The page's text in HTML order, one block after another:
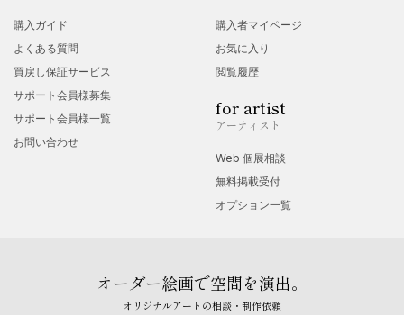
購入ガイド
よくある質問
買戻し保証サービス
サポート会員様募集
サポート会員様一覧
お問い合わせ
購入者マイページ
お気に入り
閲覧履歴
for artist
アーティスト
Web 個展相談
無料掲載受付
オプション一覧
オーダー絵画で空間を演出。
オリジナルアートの相談・制作依頼